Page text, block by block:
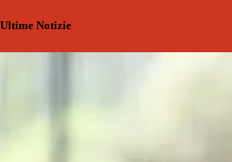
Ultime Notizie